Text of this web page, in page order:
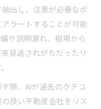
出し、注意が必要なポ
ラートすることが可能
や説明漏れ、相場から
見逃されがちだったリ
際、AIが過去のクチコ
良い不動産会社をリス